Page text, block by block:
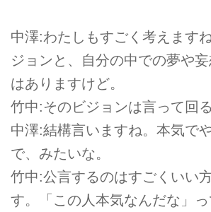
中澤:わたしもすごく考えます
ジョンと、自分の中での夢や
はありますけど。
竹中:そのビジョンは言って回
中澤:結構言いますね。本気で
で、みたいな。
竹中:公言するのはすごくいい
す。「この人本気なんだな」